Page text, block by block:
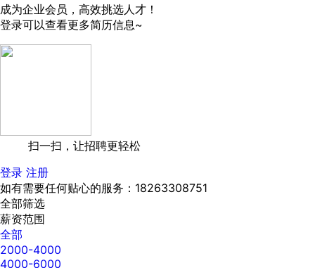
成为企业会员，高效挑选人才！
登录可以查看更多简历信息~
扫一扫，让招聘更轻松
登录 注册
如有需要任何贴心的服务：18263308751
全部筛选
薪资范围
全部
2000-4000
4000-6000